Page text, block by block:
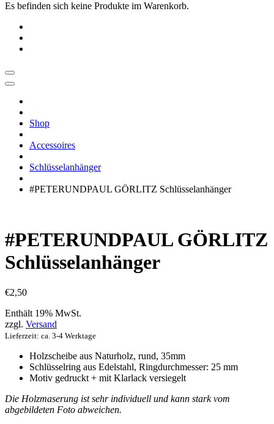
Es befinden sich keine Produkte im Warenkorb.
|
Oberlausitz
Regional
einkaufen
Shop
Accessoires
Schlüsselanhänger
#PETERUNDPAUL GÖRLITZ Schlüsselanhänger
#PETERUNDPAUL GÖRLITZ
Schlüsselanhänger
€2,50
Enthält 19% MwSt.
zzgl. Versand
Lieferzeit: ca. 3-4 Werktage
Holzscheibe aus Naturholz, rund, 35mm
Schlüsselring aus Edelstahl, Ringdurchmesser: 25 mm
Motiv gedruckt + mit Klarlack versiegelt
Die Holzmaserung ist sehr individuell und kann stark vom
abgebildeten Foto abweichen.